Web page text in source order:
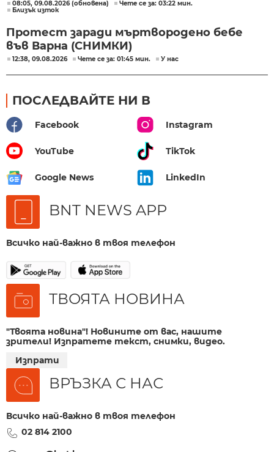
08:05, 09.08.2026 (обновена)
Чете се за: 03:22 мин.
Близък изток
Протест заради мъртвородено бебе
във Варна (СНИМКИ)
12:38, 09.08.2026 Чете се за: 01:45 мин. У нас
ПОСЛЕДВАЙТЕ НИ В
Facebook Instagram
YouTube TikTok
Google News LinkedIn
BNT NEWS APP
Всичко най-важно в твоя телефон
ТВОЯТА НОВИНА
"Твоята новина"! Новините от вас, нашите
зрители! Изпратете текст, снимки, видео.
Изпрати
ВРЪЗКА С НАС
Всичко най-важно в твоя телефон
02 814 2100